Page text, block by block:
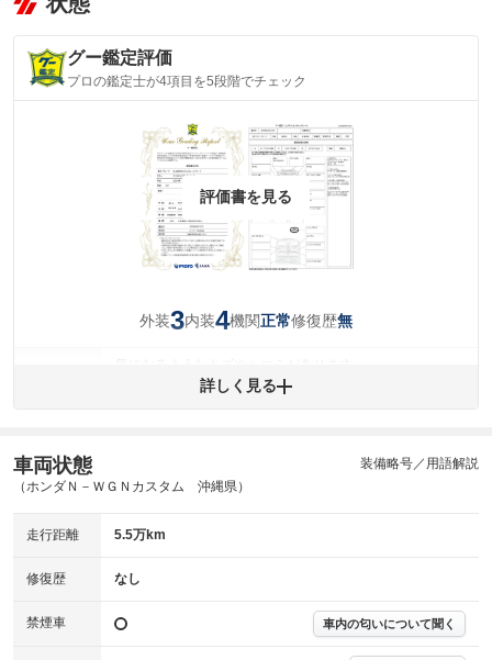
グー鑑定評価
プロの鑑定士が4項目を5段階でチェック
評価書を見る
外装3内装4機関正常修復歴無
キズ・へこみについて問い合わせる
機関 主要機関に不具合はありません。
※グー鑑定は保証サービスではございません。購入時は必ず現車をご確認
下さい。
※実際にお渡しするコンディションチェックシートにつきましては、形式
および表示項目が異なる場合がございます。
詳しく見る
車両状態
（ホンダＮ－ＷＧＮカスタム 沖縄県）
装備略号／用語解説
走行距離 5.5万km
修復歴 なし
禁煙車 車内の匂いについて聞く